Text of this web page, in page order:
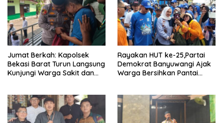
Jumat Berkah: Kapolsek
Bekasi Barat Turun Langsung
Kunjungi Warga Sakit dan
Rayakan HUT ke-25,Partai
Demokrat Banyuwangi Ajak
Warga Bersihkan Pantai